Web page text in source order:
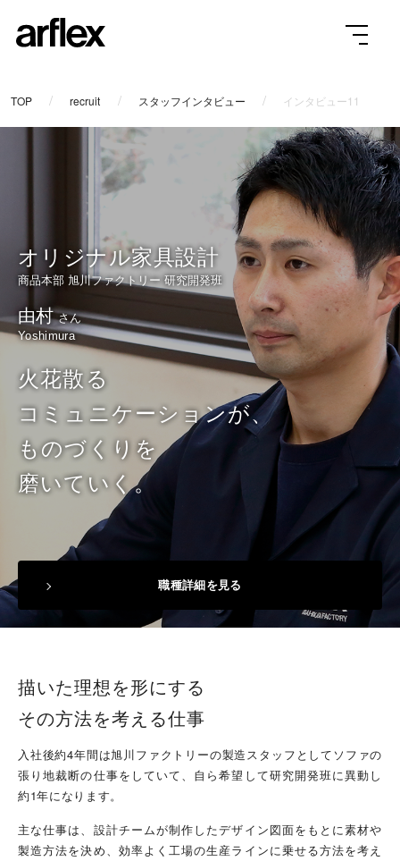
TOP recruit スタッフインタビュー インタビュー11
オリジナル家具設計
商品本部 旭川ファクトリー 研究開発班
由村 さん
Yoshimura
火花散る
コミュニケーションが、
ものづくりを
磨いていく。
職種詳細を見る
描いた理想を形にする
その方法を考える仕事
入社後約4年間は旭川ファクトリーの製造スタッフとしてソファの
張り地裁断の仕事をしていて、自ら希望して研究開発班に異動し
約1年になります。
主な仕事は、設計チームが制作したデザイン図面をもとに素材や
製造方法を決め、効率よく工場の生産ラインに乗せる方法を考え